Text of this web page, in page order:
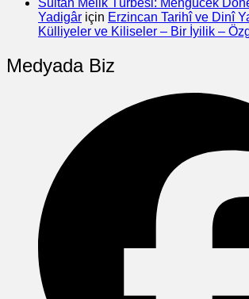
Sultan Melik Türbesi: Mengücek
Yadigâr için Erzincan Tarihî ve Dinî
Külliyeler ve Kiliseler – Bir İyilik –
Medyada Biz